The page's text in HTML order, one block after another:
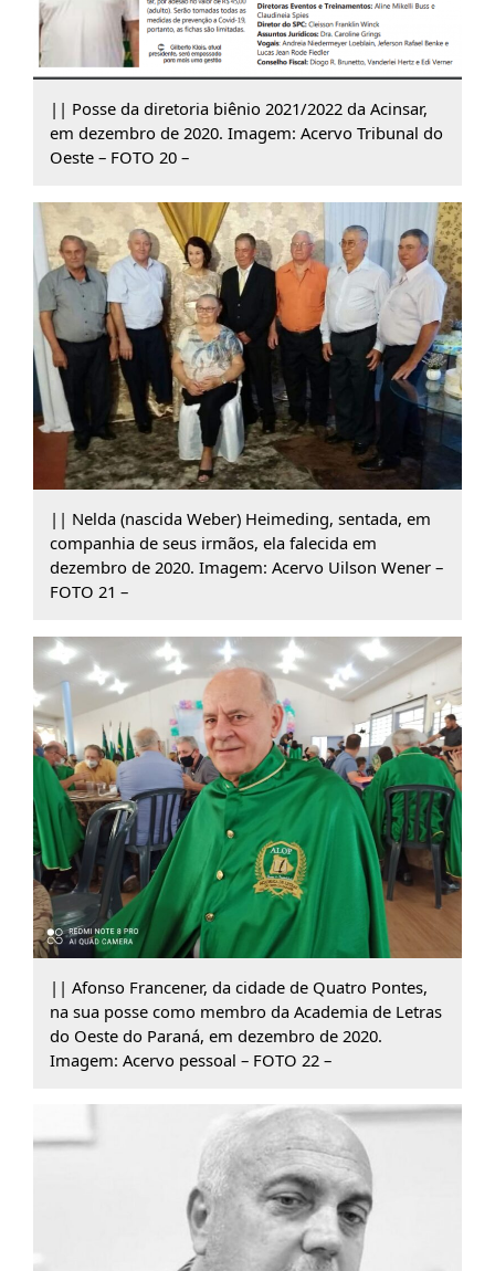
|| Posse da diretoria biênio 2021/2022 da Acinsar,
em dezembro de 2020. Imagem: Acervo Tribunal do
Oeste – FOTO 20 –
|| Nelda (nascida Weber) Heimeding, sentada, em
companhia de seus irmãos, ela falecida em
dezembro de 2020. Imagem: Acervo Uilson Wener –
FOTO 21 –
|| Afonso Francener, da cidade de Quatro Pontes,
na sua posse como membro da Academia de Letras
do Oeste do Paraná, em dezembro de 2020.
Imagem: Acervo pessoal – FOTO 22 –